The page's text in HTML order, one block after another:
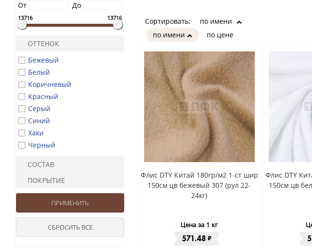
От
До
13716 13716
ОТТЕНОК
Бежевый
Белый
Коричневый
Красный
Серый
Синий
Хаки
Черный
СОСТАВ
ПОКРЫТИЕ
Сортировать:
по имени
по цене
по имени
Флис DTY Китай 180гр/м2 1-ст шир
150см цв бежевый 307 (рул 22-
24кг)
Цена за 1 кг
571.48 ₽
Флис DTY
150см цв